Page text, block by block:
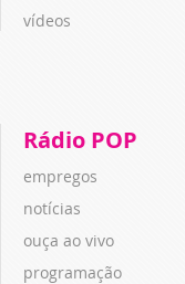
vídeos
Rádio POP
empregos
notícias
ouça ao vivo
programação